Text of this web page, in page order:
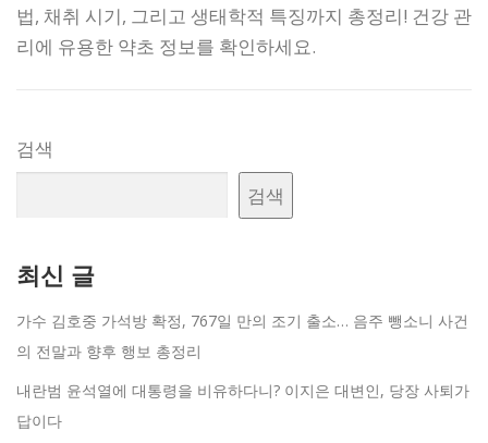
법, 채취 시기, 그리고 생태학적 특징까지 총정리! 건강 관
리에 유용한 약초 정보를 확인하세요.
검색
검색
최신 글
가수 김호중 가석방 확정, 767일 만의 조기 출소… 음주 뺑소니 사건
의 전말과 향후 행보 총정리
내란범 윤석열에 대통령을 비유하다니? 이지은 대변인, 당장 사퇴가
답이다